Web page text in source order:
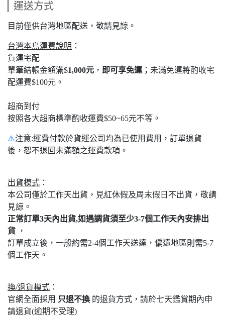
運送方式
目前僅供台灣地區配送，敬請見諒。
台灣本島運費說明 ：
貨運宅配
單筆結帳金額滿$1,000元 ， 即可享免運 ；未滿免運將酌收宅
配運費$100元。
超商到付
按照各大超商標準酌收運費$50~65元不等。
⚠️注意:運費付款於貨運公司均為已使用費用，訂單退貨
後，恕不退回未滿額之運費款項。
出貨模式 ：
本公司僅於工作天出貨，見紅休假及周末假日不出貨，敬請
見諒。
正常訂單3天內出貨,如遇調貨須至少3-7個工作天內安排出
貨 ，
訂單成立後，一般約需2-4個工作天送達，偏遠地區則需5-7
個工作天。
換/退貨模式 ：
官網全面採用 只退不換 的退貨方式，請於七天鑑賞期內申
請退貨(逾期不受理)